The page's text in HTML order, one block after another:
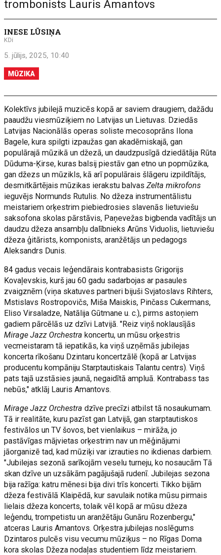
trombonists Lauris Amantovs
INESE LŪSIŅA
KDi
5. jūlijs, 2025, 10:40
MŪZIKA
Kolektīvs jubilejā muzicēs kopā ar saviem draugiem, dažādu
paaudžu viesmūziķiem no Latvijas un Lietuvas. Dziedās
Latvijas Nacionālās operas soliste mecosoprāns Ilona
Bagele, kura spilgti izpaužas gan akadēmiskajā, gan
populārajā mūzikā un džezā, un daudzpusīgā dziedātāja Rūta
Dūduma-Ķirse, kuras balsij piestāv gan etno un popmūzika,
gan džezs un mūzikls, kā arī populārais šlāgeru izpildītājs,
desmitkārtējais mūzikas ierakstu balvasZelta mikrofons
ieguvējs Normunds Rutulis. No džeza instrumentālistu
meistariem orķestrim piebiedrosies slavenās lietuviešu
saksofona skolas pārstāvis, Paņevežas bigbenda vadītājs un
daudzu džeza ansambļu dalībnieks Arūns Viduolis, lietuviešu
džeza ģitārists, komponists, aranžētājs un pedagogs
Aleksandrs Dunis.
84 gadus vecais leģendārais kontrabasists Grigorijs
Kovaļevskis, kurš jau 60 gadu sadarbojas ar pasaules
zvaigznēm (viņa skatuves partneri bijuši Svjatoslavs Rihters,
Mstislavs Rostropovičs, Miša Maiskis, Pinčass Cukermans,
Eliso Virsaladze, Natālija Gūtmane u. c.), pirms astoņiem
gadiem pārcēlās uz dzīvi Latvijā. "Reiz viņš noklausījās
Mirage Jazz Orchestra koncertu, un mūsu orķestris
vecmeistaram tā iepatikās, ka viņš uzņēmās jubilejas
koncerta rīkošanu Dzintaru koncertzālē (kopā ar Latvijas
producentu kompāniju Starptautiskais Talantu centrs). Viņš
pats tajā uzstāsies jaunā, negaidītā ampluā. Kontrabass tas
nebūs," atklāj Lauris Amantovs.
Mirage Jazz Orchestra dzīve precīzi atbilst tā nosaukumam.
Tā ir realitāte, kuru pazīst gan Latvijā, gan starptautiskos
festivālos un TV šovos, bet vienlaikus – mirāža, jo
pastāvīgas mājvietas orķestrim nav un mēģinājumi
jāorganizē tad, kad mūziķi var izrauties no ikdienas darbiem.
"Jubilejas sezonā sarīkojām veselu turneju, ko nosaucām Tā
skan dzīve un uzsākām pagājušajā rudenī. Jubilejas sezona
bija ražīga: katru mēnesi bija divi trīs koncerti. Tikko bijām
džeza festivālā Klaipēdā, kur savulaik notika mūsu pirmais
lielais džeza koncerts, tolaik vēl kopā ar mūsu džeza
leģendu, trompetistu un aranžētāju Gunāru Rozenbergu,"
atceras Lauris Amantovs. Orķestra jubilejas noslēgums
Dzintaros pulcēs visu vecumu mūziķus – no Rīgas Doma
kora skolas Džeza nodaļas studentiem līdz meistariem.